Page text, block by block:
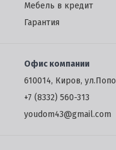
Мебель в кредит
Гарантия
Офис компании
610014, Киров,
+7 (8332) 560-313
youdom43@gmail.com